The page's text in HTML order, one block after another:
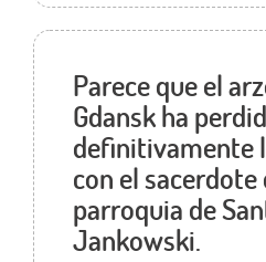
Parece que el
Gdansk ha
definitivamente
con el sacerdote
parroquia de
Jankowski.